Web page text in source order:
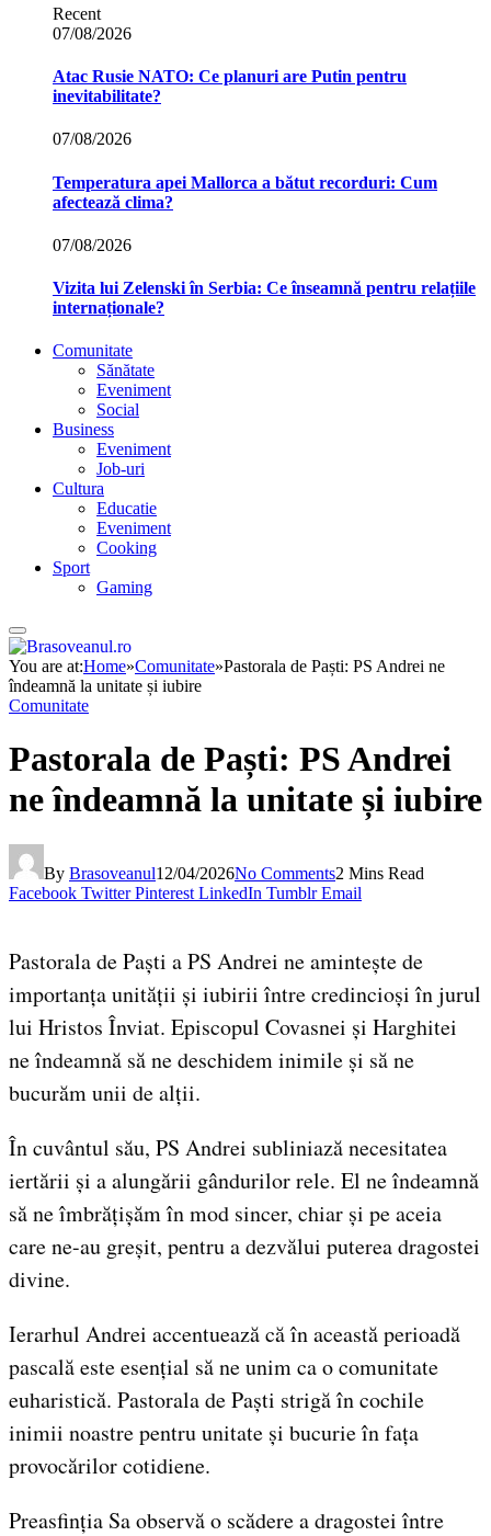
Recent
07/08/2026
Atac Rusie NATO: Ce planuri are Putin pentru
inevitabilitate?
07/08/2026
Temperatura apei Mallorca a bătut recorduri: Cum
afectează clima?
07/08/2026
Vizita lui Zelenski în Serbia: Ce înseamnă pentru relațiile
internaționale?
Comunitate
Sănătate
Eveniment
Social
Business
Eveniment
Job-uri
Cultura
Educatie
Eveniment
Cooking
Sport
Gaming
You are at:Home»Comunitate»Pastorala de Paști: PS Andrei ne
îndeamnă la unitate și iubire
Comunitate
Pastorala de Paști: PS Andrei
ne îndeamnă la unitate și iubire
By Brasoveanul12/04/2026No Comments2 Mins Read
Facebook Twitter Pinterest LinkedIn Tumblr Email
Pastorala de Paști a PS Andrei ne amintește de
importanța unității și iubirii între credincioși în jurul
lui Hristos Înviat. Episcopul Covasnei și Harghitei
ne îndeamnă să ne deschidem inimile și să ne
bucurăm unii de alții.
În cuvântul său, PS Andrei subliniază necesitatea
iertării și a alungării gândurilor rele. El ne îndeamnă
să ne îmbrățișăm în mod sincer, chiar și pe aceia
care ne-au greșit, pentru a dezvălui puterea dragostei
divine.
Ierarhul Andrei accentuează că în această perioadă
pascală este esențial să ne unim ca o comunitate
euharistică. Pastorala de Paști strigă în cochile
inimii noastre pentru unitate și bucurie în fața
provocărilor cotidiene.
Preasfinția Sa observă o scădere a dragostei între